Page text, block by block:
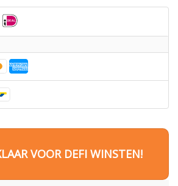
VOOR DEFI WINSTEN!